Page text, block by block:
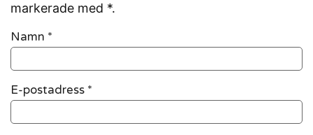
markerade med *.
Namn *
E-postadress *